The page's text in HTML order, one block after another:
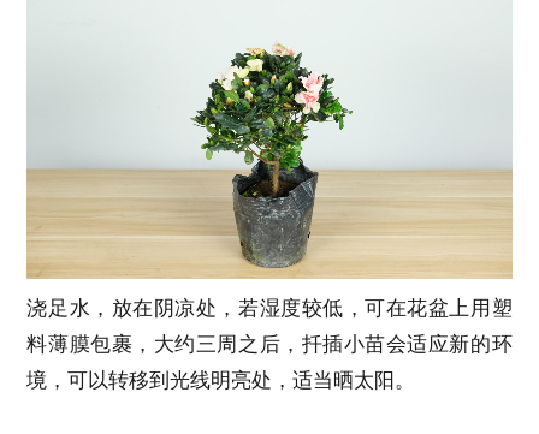
浇足水，放在阴凉处，若湿度较低，可在花盆上用塑
料薄膜包裹，大约三周之后，扦插小苗会适应新的环
境，可以转移到光线明亮处，适当晒太阳。